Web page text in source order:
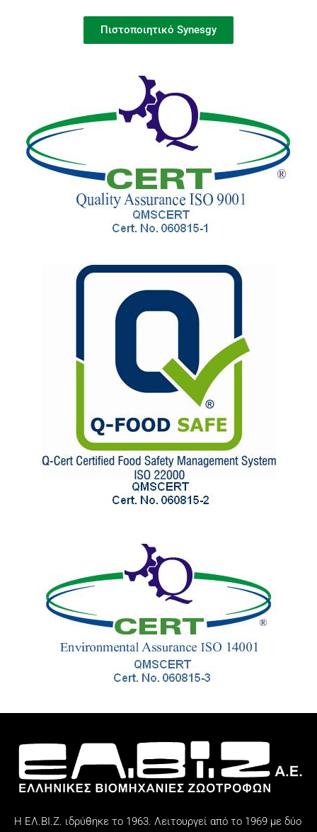
Πιστοποιητικό Synesgy
Η ΕΛ.ΒΙ.Ζ. ιδρύθηκε το 1963. Λειτουργεί από το 1969 με δύο